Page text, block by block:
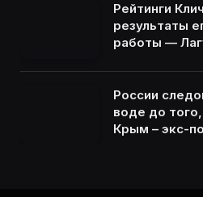
Рейтинги
результаты
работы —
России
воде до
Крым – экс-